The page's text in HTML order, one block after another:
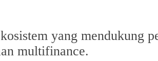
yang mendukung
multifinance.